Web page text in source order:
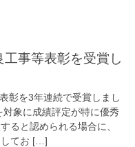
事等表彰を受賞し
彰を3年連続で受賞しまし
象に成績評定が特に優秀
ると認められる場合に、
してお […]